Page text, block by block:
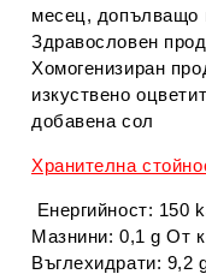
месец, допълващо
Здравословен
Хомогенизиран
изкуствено
добавена сол
Хранителна
Енергийност: 150
Мазнини: 0,1 g От
Въглехидрати: 9,2